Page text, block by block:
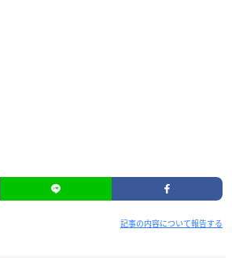
記事の内容について報告する